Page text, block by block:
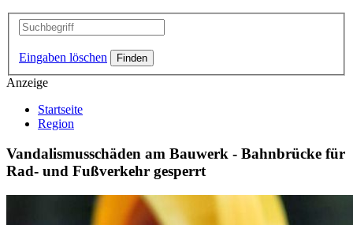
Eingaben löschen
Anzeige
Startseite
Region
Vandalismusschäden am Bauwerk - Bahnbrücke für
Rad- und Fußverkehr gesperrt